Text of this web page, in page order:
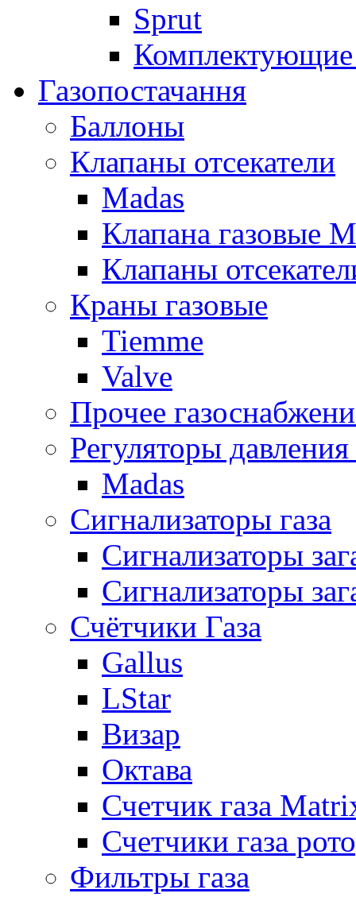
Sprut
Комплектующие
Газопостачання
Баллоны
Клапаны отсекатели
Madas
Клапана газовые
Клапаны
Краны газовые
Tiemme
Valve
Прочее
Регуляторы давления
Madas
Сигнализаторы газа
Сигнализаторы
Сигнализаторы
Счётчики Газа
Gallus
LStar
Визар
Октава
Счетчик газа
Счетчики газа
Фильтры газа